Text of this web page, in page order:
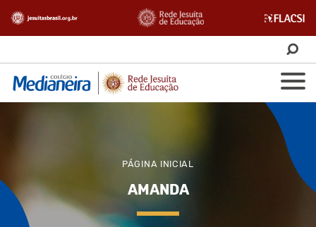
PÁGINA INICIAL
AMANDA